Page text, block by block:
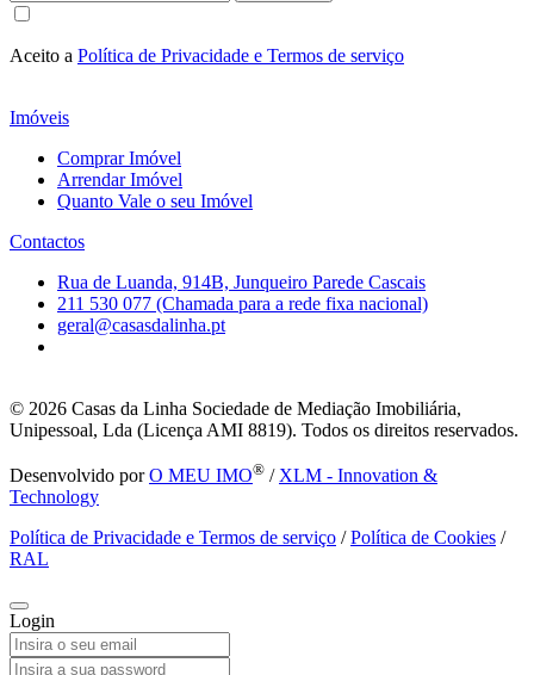
Aceito a Política de Privacidade e Termos de serviço
Imóveis
Comprar Imóvel
Arrendar Imóvel
Quanto Vale o seu Imóvel
Contactos
Rua de Luanda, 914B, Junqueiro Parede Cascais
211 530 077 (Chamada para a rede fixa nacional)
geral@casasdalinha.pt
© 2026 Casas da Linha Sociedade de Mediação Imobiliária,
Unipessoal, Lda (Licença AMI 8819). Todos os direitos reservados.
Desenvolvido porO MEU IMO® / XLM - Innovation &
Technology
Política de Privacidade e Termos de serviço /Política de Cookies /
RAL
Login